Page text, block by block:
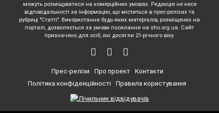
можуть розміщуватися на комерційних умовах. Редакція не несе
відповідальності за інформацію, що міститься в прес-релізах та
рубриці "Статті". Використання будь-яких матеріалів, розміщених на
порталі, дозволяється за умови посилання на sho.org.ua. Сайт
призначено для осіб, які досягли 21-річного віку.
Прес-релізи Про проект
Контакти
Політика конфіденційності
Правила користування